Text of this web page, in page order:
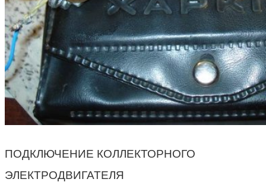
ПОДКЛЮЧЕНИЕ КОЛЛЕКТОРНОГО
ЭЛЕКТРОДВИГАТЕЛЯ